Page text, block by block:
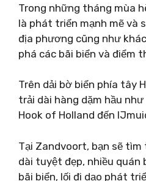
Trong những tháng mùa
là phát triển mạnh mẽ và
địa phương cũng như
phá các bãi biển và điểm
Trên dải bờ biển phía tây
trải dài hàng dặm hầu
Hook of Holland đến
Tại Zandvoort, bạn sẽ
dài tuyệt đẹp, nhiều quán
bãi biển, lối đi dạo phát